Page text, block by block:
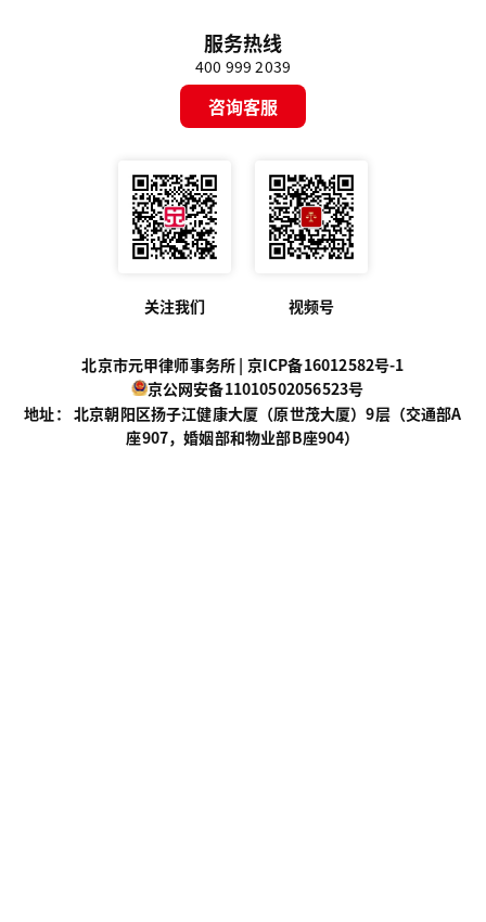
服务热线
400 999 2039
咨询客服
关注我们 视频号
北京市元甲律师事务所 | 京ICP备16012582号-1
京公网安备11010502056523号
地址： 北京朝阳区扬子江健康大厦（原世茂大厦）9层（交通部A
座907，婚姻部和物业部B座904）